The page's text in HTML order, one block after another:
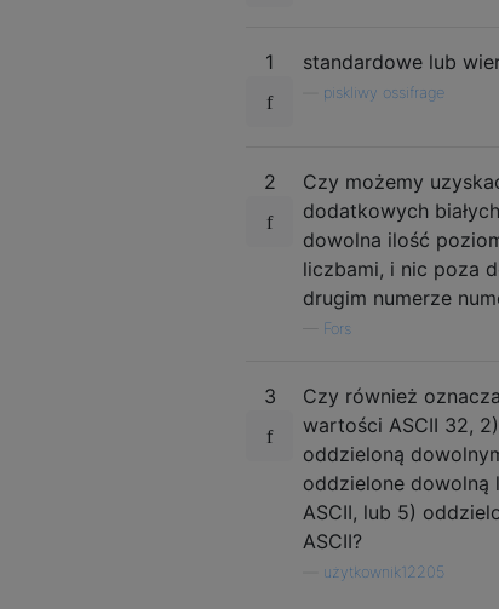
1 standardowe lub
piskliwy ossifrage
2
Czy możemy
dodatkowych
dowolna ilość
liczbami, i nic poza
drugim numerze
Fors
3
Czy również
wartości ASCII 32,
oddzieloną
oddzielone dowolną
ASCII, lub 5)
ASCII?
użytkownik12205